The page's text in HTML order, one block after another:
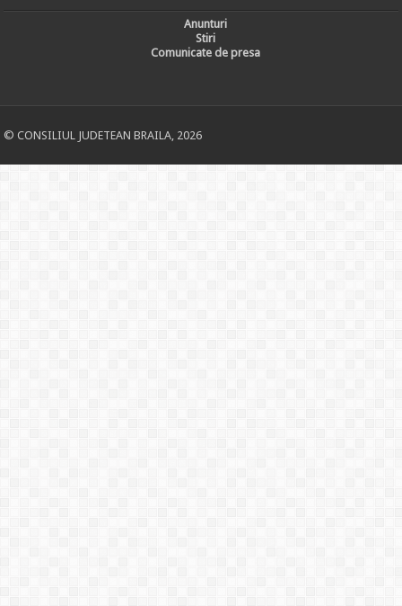
Anunturi
Stiri
Comunicate de presa
© CONSILIUL JUDETEAN BRAILA, 2026